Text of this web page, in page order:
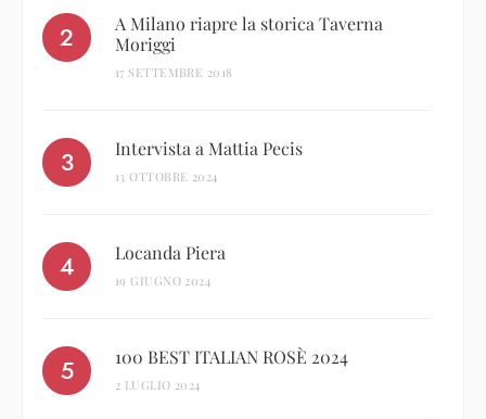
A Milano riapre la storica Taverna
Moriggi
17 SETTEMBRE 2018
Intervista a Mattia Pecis
13 OTTOBRE 2024
Locanda Piera
19 GIUGNO 2024
100 BEST ITALIAN ROSÈ 2024
2 LUGLIO 2024